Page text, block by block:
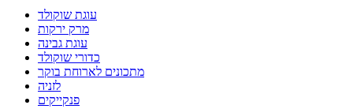
עוגת שוקולד
מרק ירקות
עוגת גבינה
כדורי שוקולד
מתכונים לארוחת בוקר
לזניה
פנקייקים